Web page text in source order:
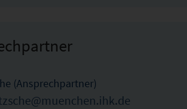
(Ansprechpartner)